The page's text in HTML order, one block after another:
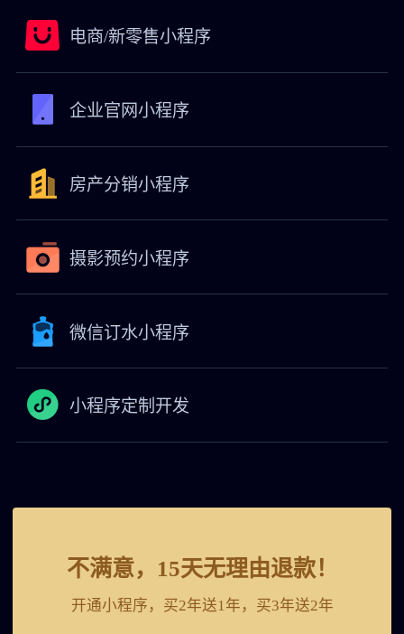
电商/新零售小程序
企业官网小程序
房产分销小程序
摄影预约小程序
微信订水小程序
小程序定制开发
不满意，15天无理由退款！
开通小程序，买2年送1年，买3年送2年